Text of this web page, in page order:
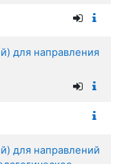
для направления
для направлений